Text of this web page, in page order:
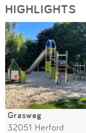
HIGHLIGHTS
Grasweg
32051 Herford